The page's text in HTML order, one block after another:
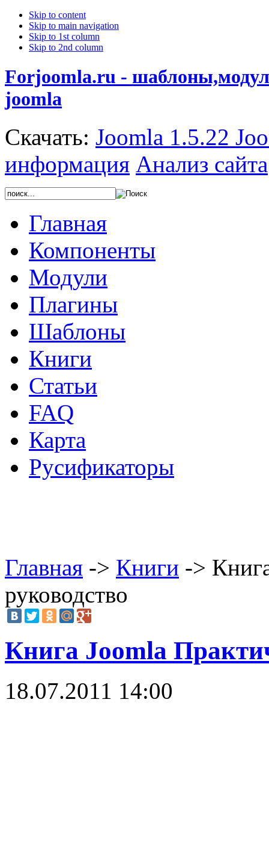
Skip to content
Skip to main navigation
Skip to 1st column
Skip to 2nd column
Forjoomla.ru -
joomla
Скачать: Joomla 1.5.22
информация Анализ сайта
Главная
Компоненты
Модули
Плагины
Шаблоны
Книги
Статьи
FAQ
Карта
Русификаторы
Главная -> Книги ->
руководство
Книга Joomla
18.07.2011 14:00